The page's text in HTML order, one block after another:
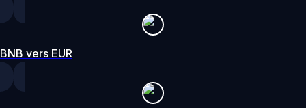
BNB vers EUR